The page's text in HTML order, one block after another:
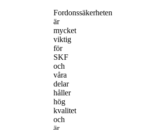
Fordonssäkerheten
är
mycket
viktig
för
SKF
och
våra
delar
håller
hög
kvalitet
och
är